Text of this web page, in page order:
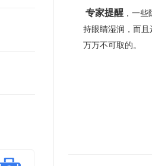
专家提醒 ，一
持眼睛湿润，而
万万不可取的。